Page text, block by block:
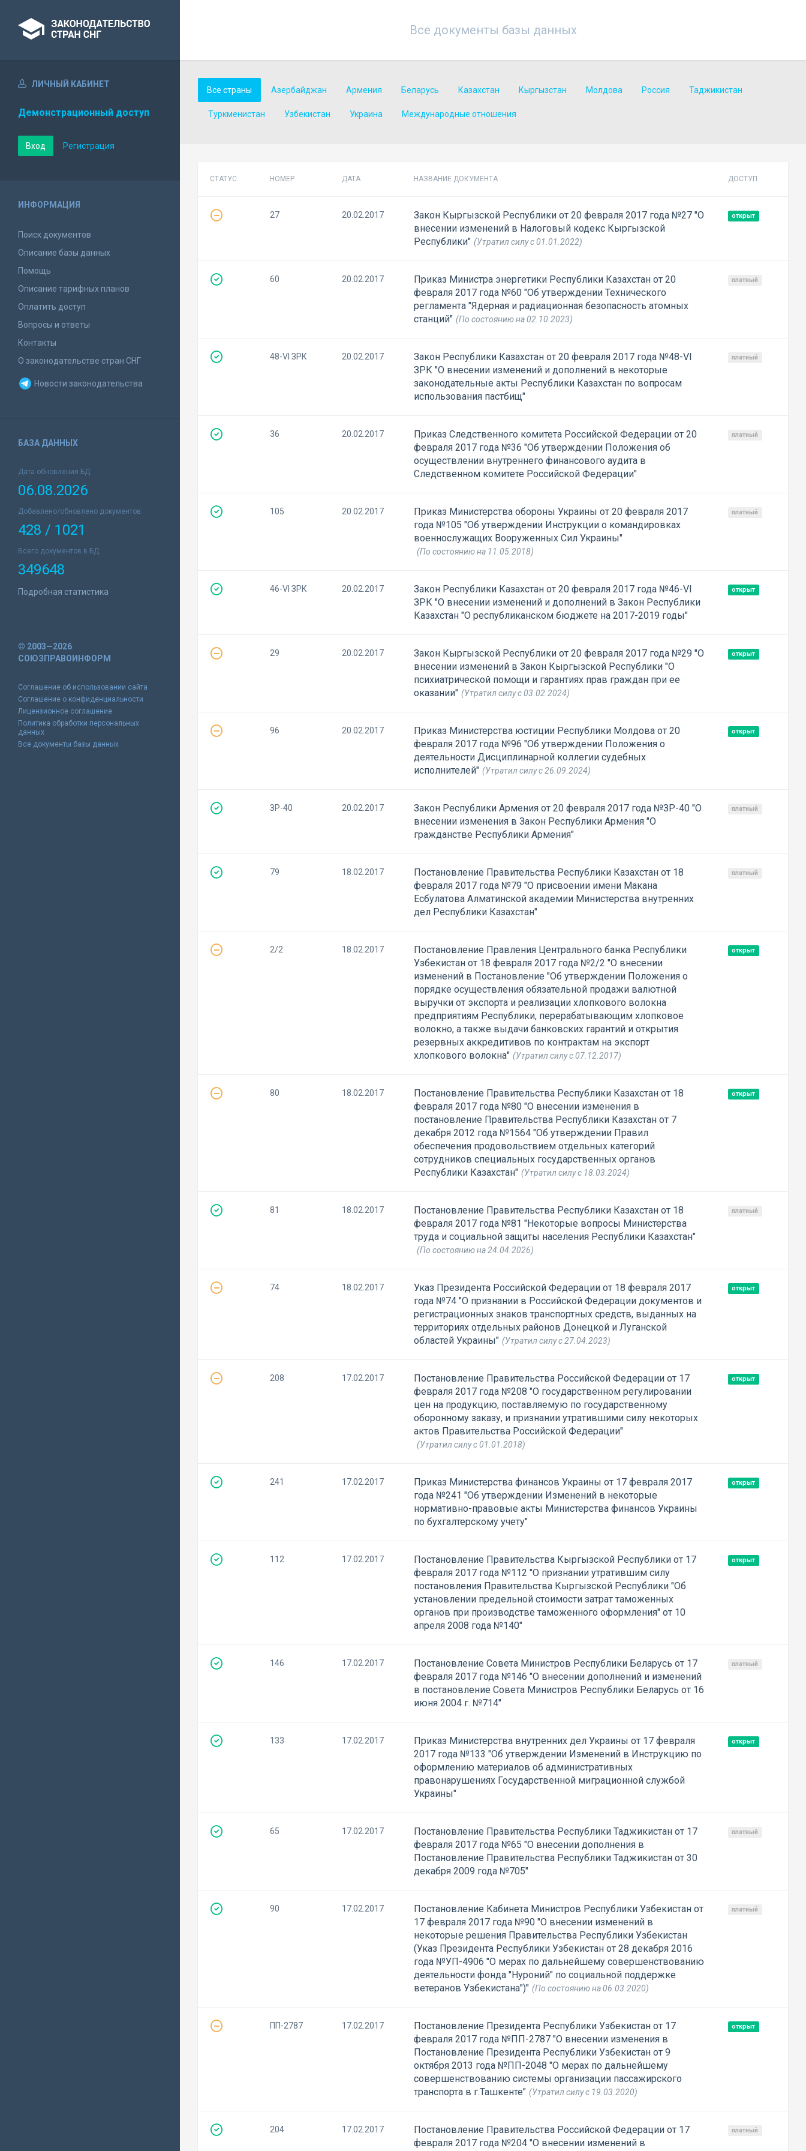
Все документы базы данных
ЛИЧНЫЙ КАБИНЕТ
Демонстрационный доступ
Вход Регистрация
ИНФОРМАЦИЯ
Поиск документов
Описание базы данных
Помощь
Описание тарифных планов
Оплатить доступ
Вопросы и ответы
Контакты
О законодательстве стран СНГ
Новости законодательства
БАЗА ДАННЫХ
Дата обновления БД:
06.08.2026
Добавлено/обновлено документов:
428 / 1021
Всего документов в БД:
349648
Подробная статистика
© 2003—2026
СОЮЗПРАВОИНФОРМ
Соглашение об использовании сайта
Соглашение о конфиденциальности
Лицензионное соглашение
Политика обработки персональных
данных
Все документы базы данных
Все страны Азербайджан Армения Беларусь Казахстан Кыргызстан Молдова Россия Таджикистан
Туркменистан Узбекистан Украина Международные отношения
СТАТУС НОМЕР ДАТА НАЗВАНИЕ ДОКУМЕНТА ДОСТУП
27 20.02.2017
Закон Кыргызской Республики от 20 февраля 2017 года №27 "О
внесении изменений в Налоговый кодекс Кыргызской
Республики" (Утратил силу с 01.01.2022)
открыт
60 20.02.2017
Приказ Министра энергетики Республики Казахстан от 20
февраля 2017 года №60 "Об утверждении Технического
регламента "Ядерная и радиационная безопасность атомных
станций" (По состоянию на 02.10.2023)
платный
48-VI ЗРК 20.02.2017
Закон Республики Казахстан от 20 февраля 2017 года №48-VI
ЗРК "О внесении изменений и дополнений в некоторые
законодательные акты Республики Казахстан по вопросам
использования пастбищ"
платный
36 20.02.2017
Приказ Следственного комитета Российской Федерации от 20
февраля 2017 года №36 "Об утверждении Положения об
осуществлении внутреннего финансового аудита в
Следственном комитете Российской Федерации"
платный
105 20.02.2017
Приказ Министерства обороны Украины от 20 февраля 2017
года №105 "Об утверждении Инструкции о командировках
военнослужащих Вооруженных Сил Украины"
(По состоянию на 11.05.2018)
платный
46-VI ЗРК 20.02.2017
Закон Республики Казахстан от 20 февраля 2017 года №46-VI
ЗРК "О внесении изменений и дополнений в Закон Республики
Казахстан "О республиканском бюджете на 2017-2019 годы"
открыт
29 20.02.2017
Закон Кыргызской Республики от 20 февраля 2017 года №29 "О
внесении изменений в Закон Кыргызской Республики "О
психиатрической помощи и гарантиях прав граждан при ее
оказании" (Утратил силу с 03.02.2024)
открыт
96 20.02.2017
Приказ Министерства юстиции Республики Молдова от 20
февраля 2017 года №96 "Об утверждении Положения о
деятельности Дисциплинарной коллегии судебных
исполнителей" (Утратил силу с 26.09.2024)
открыт
ЗР-40 20.02.2017
Закон Республики Армения от 20 февраля 2017 года №ЗР-40 "О
внесении изменения в Закон Республики Армения "О
гражданстве Республики Армения"
платный
79 18.02.2017
Постановление Правительства Республики Казахстан от 18
февраля 2017 года №79 "О присвоении имени Макана
Есбулатова Алматинской академии Министерства внутренних
дел Республики Казахстан"
платный
2/2 18.02.2017
Постановление Правления Центрального банка Республики
Узбекистан от 18 февраля 2017 года №2/2 "О внесении
изменений в Постановление "Об утверждении Положения о
порядке осуществления обязательной продажи валютной
выручки от экспорта и реализации хлопкового волокна
предприятиям Республики, перерабатывающим хлопковое
волокно, а также выдачи банковских гарантий и открытия
резервных аккредитивов по контрактам на экспорт
хлопкового волокна" (Утратил силу с 07.12.2017)
открыт
80 18.02.2017
Постановление Правительства Республики Казахстан от 18
февраля 2017 года №80 "О внесении изменения в
постановление Правительства Республики Казахстан от 7
декабря 2012 года №1564 "Об утверждении Правил
обеспечения продовольствием отдельных категорий
сотрудников специальных государственных органов
Республики Казахстан" (Утратил силу с 18.03.2024)
открыт
81 18.02.2017
Постановление Правительства Республики Казахстан от 18
февраля 2017 года №81 "Некоторые вопросы Министерства
труда и социальной защиты населения Республики Казахстан"
(По состоянию на 24.04.2026)
платный
74 18.02.2017
Указ Президента Российской Федерации от 18 февраля 2017
года №74 "О признании в Российской Федерации документов и
регистрационных знаков транспортных средств, выданных на
территориях отдельных районов Донецкой и Луганской
областей Украины" (Утратил силу с 27.04.2023)
открыт
208 17.02.2017
Постановление Правительства Российской Федерации от 17
февраля 2017 года №208 "О государственном регулировании
цен на продукцию, поставляемую по государственному
оборонному заказу, и признании утратившими силу некоторых
актов Правительства Российской Федерации"
(Утратил силу с 01.01.2018)
открыт
241 17.02.2017
Приказ Министерства финансов Украины от 17 февраля 2017
года №241 "Об утверждении Изменений в некоторые
нормативно-правовые акты Министерства финансов Украины
по бухгалтерскому учету"
открыт
112 17.02.2017
Постановление Правительства Кыргызской Республики от 17
февраля 2017 года №112 "О признании утратившим силу
постановления Правительства Кыргызской Республики "Об
установлении предельной стоимости затрат таможенных
органов при производстве таможенного оформления" от 10
апреля 2008 года №140"
открыт
146 17.02.2017
Постановление Совета Министров Республики Беларусь от 17
февраля 2017 года №146 "О внесении дополнений и изменений
в постановление Совета Министров Республики Беларусь от 16
июня 2004 г. №714"
платный
133 17.02.2017
Приказ Министерства внутренних дел Украины от 17 февраля
2017 года №133 "Об утверждении Изменений в Инструкцию по
оформлению материалов об административных
правонарушениях Государственной миграционной службой
Украины"
открыт
65 17.02.2017
Постановление Правительства Республики Таджикистан от 17
февраля 2017 года №65 "О внесении дополнения в
Постановление Правительства Республики Таджикистан от 30
декабря 2009 года №705"
платный
90 17.02.2017
Постановление Кабинета Министров Республики Узбекистан от
17 февраля 2017 года №90 "О внесении изменений в
некоторые решения Правительства Республики Узбекистан
(Указ Президента Республики Узбекистан от 28 декабря 2016
года №УП-4906 "О мерах по дальнейшему совершенствованию
деятельности фонда "Нуроний" по социальной поддержке
ветеранов Узбекистана")" (По состоянию на 06.03.2020)
платный
ПП-2787 17.02.2017
Постановление Президента Республики Узбекистан от 17
февраля 2017 года №ПП-2787 "О внесении изменения в
Постановление Президента Республики Узбекистан от 9
октября 2013 года №ПП-2048 "О мерах по дальнейшему
совершенствованию системы организации пассажирского
транспорта в г.Ташкенте" (Утратил силу с 19.03.2020)
открыт
204 17.02.2017
Постановление Правительства Российской Федерации от 17
февраля 2017 года №204 "О внесении изменений в
платный